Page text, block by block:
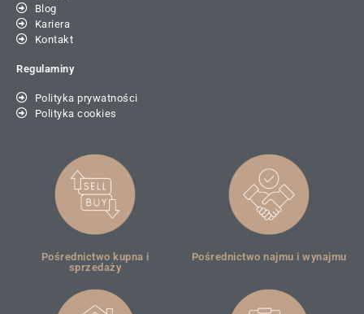
Blog
Kariera
Kontakt
Regulaminy
Polityka prywatności
Polityka cookies
Pośrednictwo kupna i
sprzedaży
Pośrednictwo najmu i wynajmu